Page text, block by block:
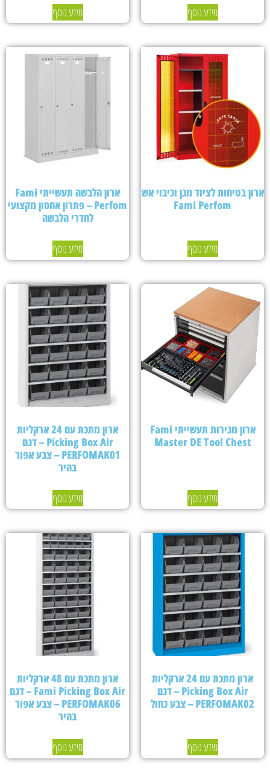
מידע נוסף מידע נוסף
ארון בטיחות לציוד מגן וכיבוי אש
Fami Perfom
מידע נוסף
ארון הלבשה תעשייתי Fami
Perfom – פתרון אחסון מקצועי
לחדרי הלבשה
מידע נוסף
ארון מגירות תעשייתי Fami
Master DE Tool Chest
מידע נוסף
ארון מתכת עם 24 ארקליות
Picking Box Air – דגם
PERFOMAK01 – צבע אפור
בהיר
מידע נוסף
ארון מתכת עם 24 ארקליות
Picking Box Air – דגם
PERFOMAK02 – צבע כחול
מידע נוסף
ארון מתכת עם 48 ארקליות
Fami Picking Box Air – דגם
PERFOMAK06 – צבע אפור
בהיר
מידע נוסף